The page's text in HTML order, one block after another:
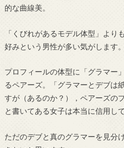
的な曲線美。
「くびれがあるモデル体型」より
好みという男性が多い気がします。
プロフィールの体型に「グラマー
るペアーズ。「グラマーとデブは
すが（あるのか？），ペアーズの
と書いてある女子は本当に信用し
ただのデブと真のグラマーを見分